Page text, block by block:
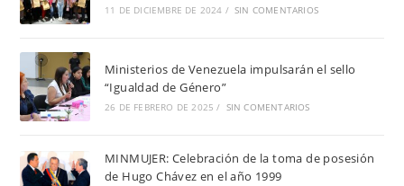
11 DE DICIEMBRE DE 2024 / SIN COMENTARIOS
Ministerios de Venezuela impulsarán el sello
“Igualdad de Género”
26 DE FEBRERO DE 2025 / SIN COMENTARIOS
MINMUJER: Celebración de la toma de posesión
de Hugo Chávez en el año 1999